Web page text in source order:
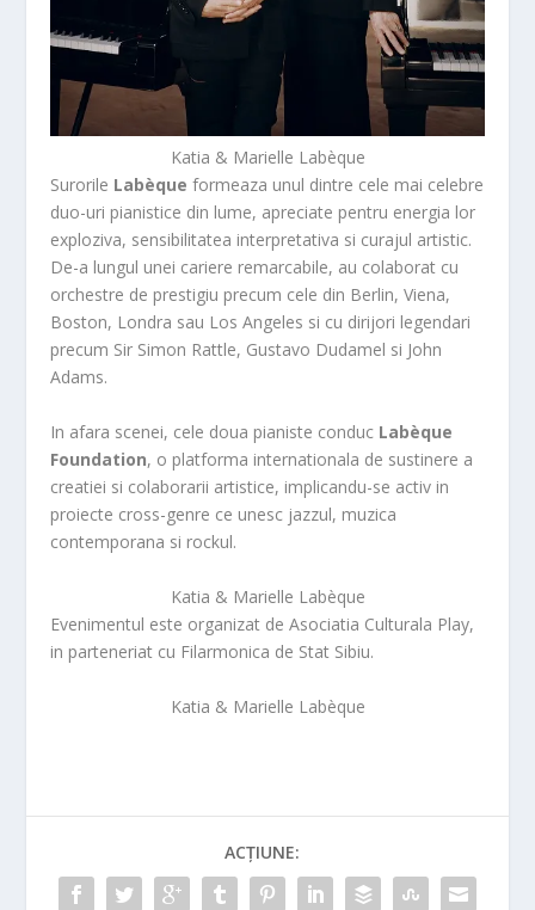
Katia & Marielle Labèque
Surorile Labèqueformeaza unul dintre cele mai celebre
duo-uri pianistice din lume, apreciate pentru energia lor
exploziva, sensibilitatea interpretativa si curajul artistic.
De-a lungul unei cariere remarcabile, au colaborat cu
orchestre de prestigiu precum cele din Berlin, Viena,
Boston, Londra sau Los Angeles si cu dirijori legendari
precum Sir Simon Rattle, Gustavo Dudamel si John
Adams.
In afara scenei, cele doua pianiste conduc Labèque
Foundation, o platforma internationala de sustinere a
creatiei si colaborarii artistice, implicandu-se activ in
proiecte cross-genre ce unesc jazzul, muzica
contemporana si rockul.
Katia & Marielle Labèque
Evenimentul este organizat de Asociatia Culturala Play,
in parteneriat cu Filarmonica de Stat Sibiu.
Katia & Marielle Labèque
ACȚIUNE: